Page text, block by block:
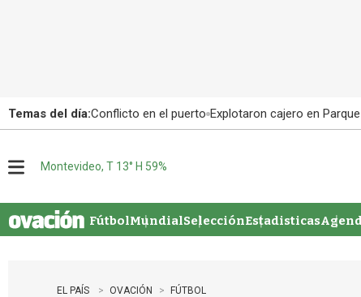
Temas del día:Conflicto en el puerto Explotaron cajero en
u
Montevideo, T 13° H 59%
FútbolMundialSelecciónEstadisticas
EL PAÍS OVACIÓN FÚTBOL